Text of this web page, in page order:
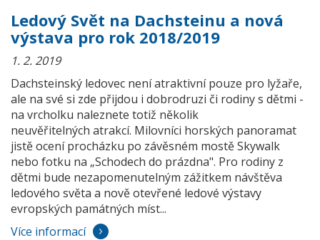
Ledový Svět na Dachsteinu a nová
výstava pro rok 2018/2019
1. 2. 2019
Dachsteinský ledovec není atraktivní pouze pro lyžaře,
ale na své si zde přijdou i dobrodruzi či rodiny s dětmi -
na vrcholku naleznete totiž několik
neuvěřitelných atrakcí. Milovníci horských panoramat
jistě ocení procházku po závěsném mostě Skywalk
nebo fotku na „Schodech do prázdna". Pro rodiny z
dětmi bude nezapomenutelným zážitkem návštěva
ledového světa a nově otevřené ledové výstavy
evropských památných míst...
Více informací